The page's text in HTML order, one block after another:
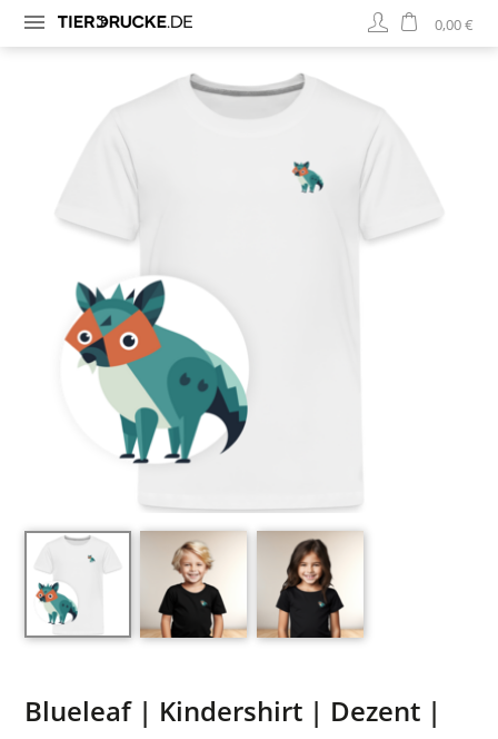
0,00 €
Blueleaf | Kindershirt | Dezent |